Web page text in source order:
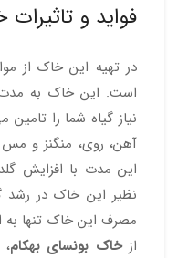
فواید و
در تهیه این خاک از
است. این خاک به مدت
نیاز گیاه شما را تامین
آهن، روی، منگنز و
این مدت با افزایش
نظیر این خاک در رشد
مصرف این خاک تنها به
ازخاک بونسای بهکام